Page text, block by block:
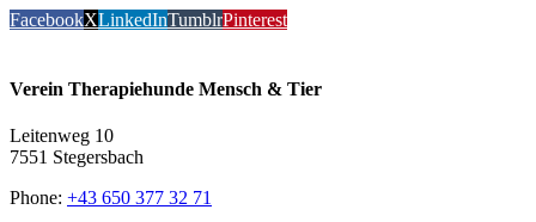
FacebookXLinkedInTumblrPinterest
Verein Therapiehunde Mensch & Tier
Leitenweg 10
7551 Stegersbach
Phone: +43 650 377 32 71